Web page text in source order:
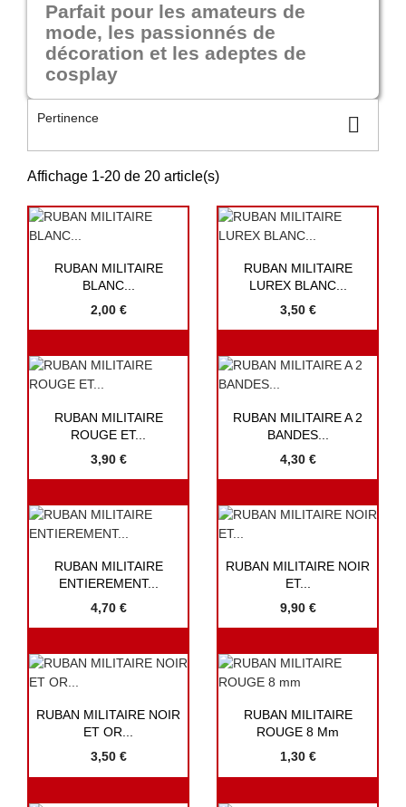
Parfait pour les amateurs de
mode, les passionnés de
décoration et les adeptes de
cosplay
Pertinence 
Affichage 1-20 de 20 article(s)
 Aperçu rapide
RUBAN MILITAIRE
BLANC...
2,00 €
 Aperçu rapide
RUBAN MILITAIRE
LUREX BLANC...
3,50 €
 Aperçu rapide
RUBAN MILITAIRE
ROUGE ET...
3,90 €
 Aperçu rapide
RUBAN MILITAIRE A 2
BANDES...
4,30 €
 Aperçu rapide
RUBAN MILITAIRE
ENTIEREMENT...
4,70 €
 Aperçu rapide
RUBAN MILITAIRE NOIR
ET...
9,90 €
 Aperçu rapide
RUBAN MILITAIRE NOIR
ET OR...
3,50 €
 Aperçu rapide
RUBAN MILITAIRE
ROUGE 8 Mm
1,30 €